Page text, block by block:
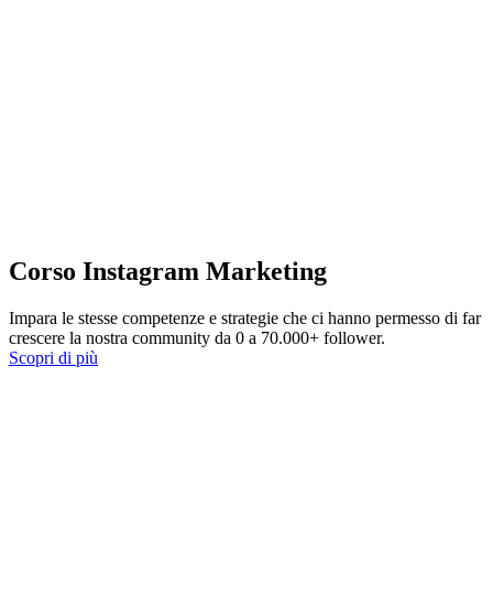
Corso Instagram Marketing
Impara le stesse competenze e strategie che ci hanno permesso di far
crescere la nostra community da 0 a 70.000+ follower.
Scopri di più